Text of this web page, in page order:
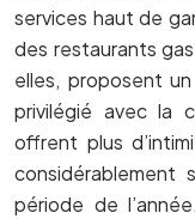
services haut de
des restaurants
elles, proposent
privilégié avec la
offrent plus
considérablement
période de